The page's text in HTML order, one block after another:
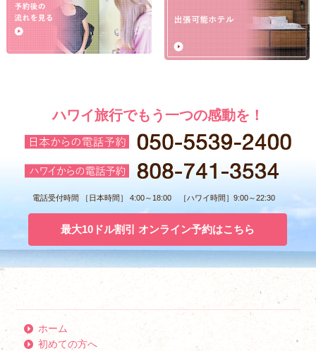
ハワイ旅行でもう一つの感動を！
電話受付時間 ［日本時間］ 4:00～18:00 ［ハワイ時間］9:00～22:30
最大10ドル割引 オンライン予約はこちら
ホーム
初めての方へ